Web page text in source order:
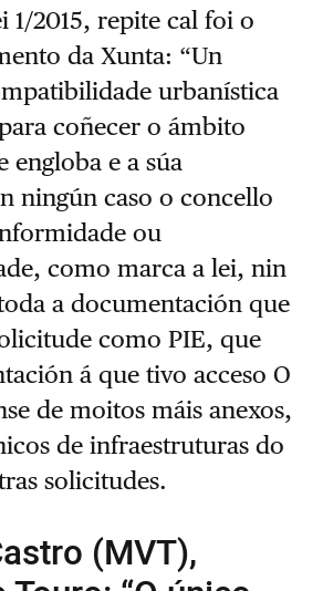
1/2015, repite cal foi o
da Xunta: “Un
urbanística
coñecer o ámbito
engloba e a súa
ningún caso o concello
ou
como marca a lei, nin
a documentación que
como PIE, que
á que tivo acceso O
de moitos máis anexos,
de infraestruturas do
solicitudes.
(MVT),